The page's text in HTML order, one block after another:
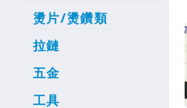
燙片/燙鑽類
拉鏈
五金
工具